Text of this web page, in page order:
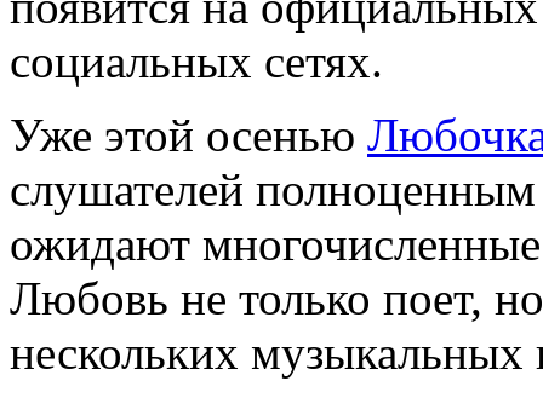
социальных сетях.
Уже этой осенью
слушателей
ожидают
Любовь не только поет,
нескольких